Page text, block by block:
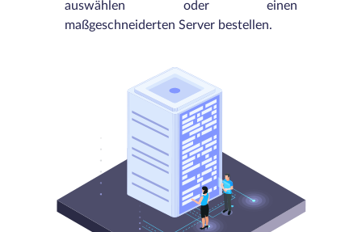
auswählen oder einen
maßgeschneiderten Server bestellen.